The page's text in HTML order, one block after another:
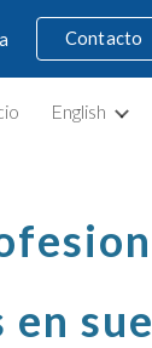
Contacto
English
en